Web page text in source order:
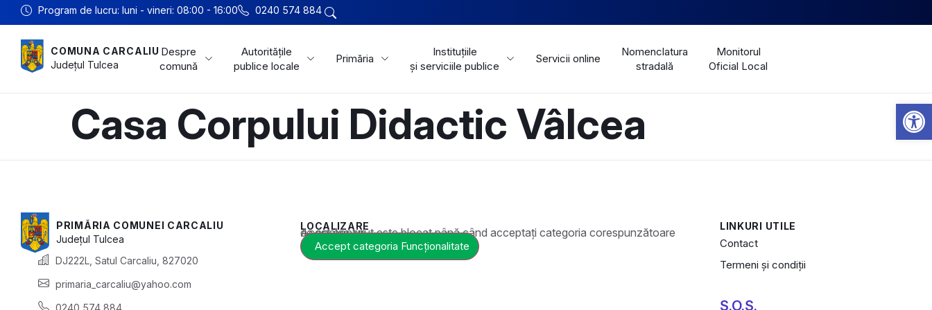
Program de lucru: luni - vineri: 08:00 - 16:00 0240 574 884
COMUNA CARCALIU
Județul Tulcea
Despre
comună
Autoritățile
publice locale
Primăria
Instituțiile
și serviciile publice
Servicii online
Nomenclatura
stradală
Monitorul
Oficial Local
Casa Corpului Didactic Vâlcea
PRIMĂRIA COMUNEI CARCALIU
Județul Tulcea
DJ222L, Satul Carcaliu, 827020
primaria_carcaliu@yahoo.com
0240 574 884
LOCALIZARE
Acest conținut este blocat până când acceptați categoria corespunzătoare de cookie-uri.
Accept categoria Funcționalitate
LINKURI UTILE
Contact
Termeni și condiții
S.O.S.